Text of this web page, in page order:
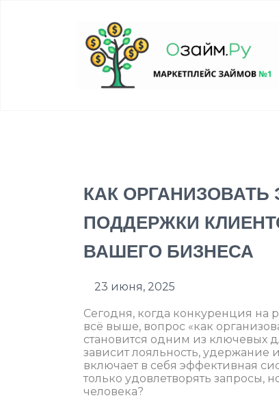
КАК
ПОДДЕРЖКИ
ВАШЕГО БИЗНЕСА
23 июня, 2025
Сегодня, когда конкуренция на
всё выше, вопрос «как
становится одним из ключевых
зависит лояльность, удержание
включает в себя эффективная
только удовлетворять запросы,
человека?